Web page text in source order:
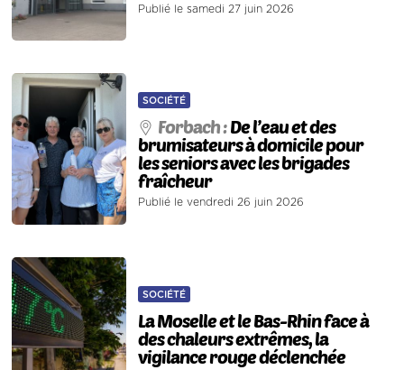
Publié le samedi 27 juin 2026
SOCIÉTÉ
Forbach :De l’eau et des
brumisateurs à domicile pour
les seniors avec les brigades
fraîcheur
Publié le vendredi 26 juin 2026
SOCIÉTÉ
La Moselle et le Bas-Rhin face à
des chaleurs extrêmes, la
vigilance rouge déclenchée